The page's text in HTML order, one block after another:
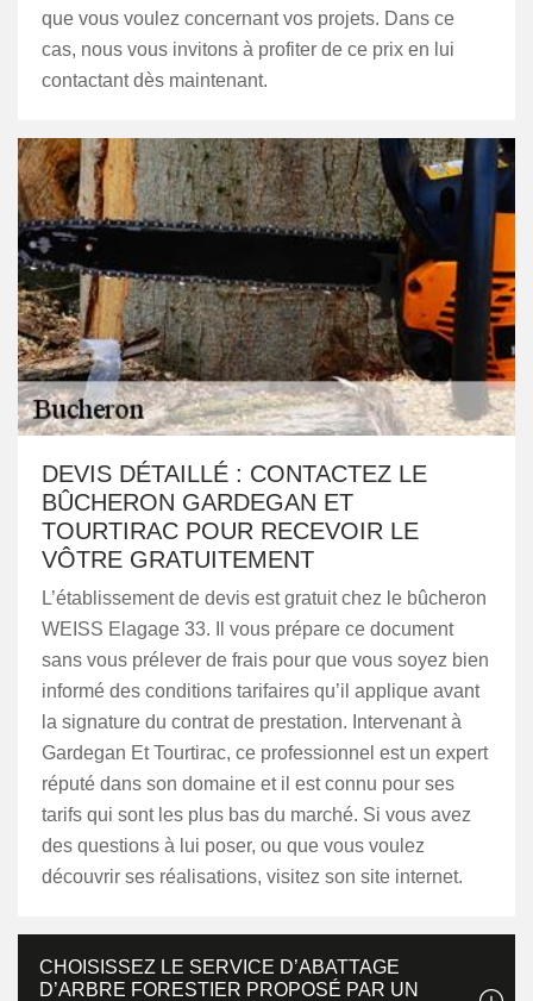
que vous voulez concernant vos projets. Dans ce
cas, nous vous invitons à profiter de ce prix en lui
contactant dès maintenant.
DEVIS DÉTAILLÉ : CONTACTEZ LE
BÛCHERON GARDEGAN ET
TOURTIRAC POUR RECEVOIR LE
VÔTRE GRATUITEMENT
L’établissement de devis est gratuit chez le bûcheron
WEISS Elagage 33. Il vous prépare ce document
sans vous prélever de frais pour que vous soyez bien
informé des conditions tarifaires qu’il applique avant
la signature du contrat de prestation. Intervenant à
Gardegan Et Tourtirac, ce professionnel est un expert
réputé dans son domaine et il est connu pour ses
tarifs qui sont les plus bas du marché. Si vous avez
des questions à lui poser, ou que vous voulez
découvrir ses réalisations, visitez son site internet.
CHOISISSEZ LE SERVICE D’ABATTAGE
D’ARBRE FORESTIER PROPOSÉ PAR UN